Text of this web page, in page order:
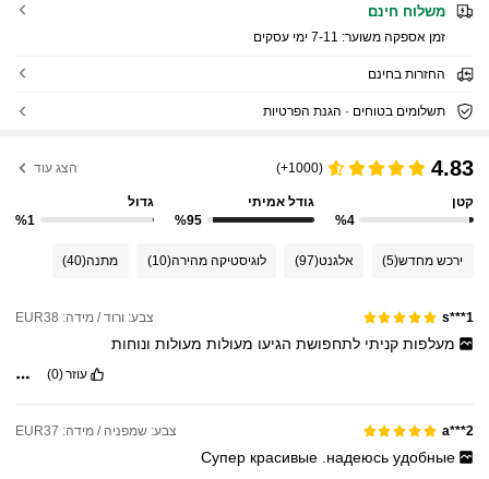
משלוח חינם
זמן אספקה ​​משוער: 7-11 ימי עסקים
החזרות בחינם
תשלומים בטוחים · הגנת הפרטיות
4.83
(1000+) הצג עוד
קטן
%4
גודל אמיתי
%95
גדול
%1
ירכש מחדש(5) אלגנט(97) לוגיסטיקה מהירה(10) מתנה(40)
s***1 צבע: ורוד / מידה: EUR38
מעלפות קניתי לתחפושת הגיעו מעולות מעולות ונוחות
עוזר(0)
a***2 צבע: שמפניה / מידה: EUR37
Супер красивые .надеюсьудобные